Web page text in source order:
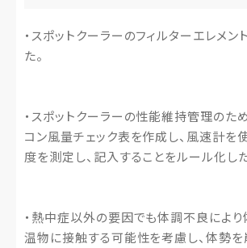
・スポットクーラーのフィルターエレメ
た。
・スポットクーラーの性能維持管理のた
コン風量チェック表を作成し、風速計を
度を測定し、記入することをルール化した
・熱中症以外の要因でも体調不良によ
温物に接触する可能性を考慮し、体勢